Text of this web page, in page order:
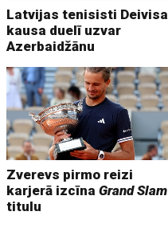
Latvijas tenisisti Deivisa
kausa duelī uzvar
Azerbaidžānu
Zverevs pirmo reizi
karjerā izcīnaGrand Slam
titulu